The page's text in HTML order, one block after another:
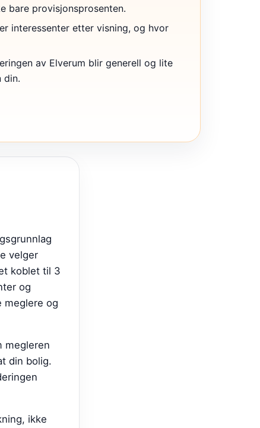
bare provisjonsprosenten.
interessenter etter visning, og hvor
av Elverum blir generell og lite
din.
velger
koblet til 3
og
meglere og
megleren
din bolig.
ikke